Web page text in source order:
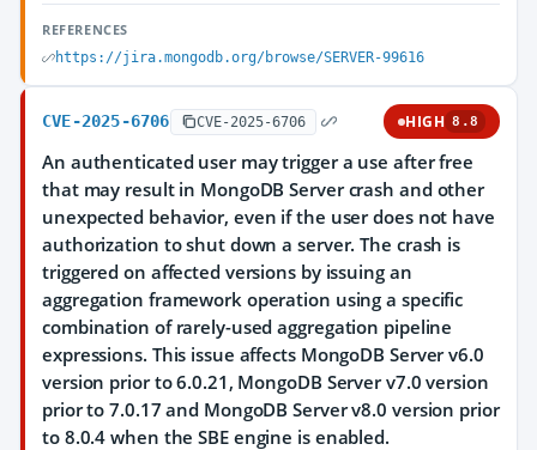
REFERENCES
https://jira.mongodb.org/browse/SERVER-99616
CVE-2025-6706 CVE-2025-6706 HIGH 8.8
An authenticated user may trigger a use after free
that may result in MongoDB Server crash and other
unexpected behavior, even if the user does not have
authorization to shut down a server. The crash is
triggered on affected versions by issuing an
aggregation framework operation using a specific
combination of rarely-used aggregation pipeline
expressions. This issue affects MongoDB Server v6.0
version prior to 6.0.21, MongoDB Server v7.0 version
prior to 7.0.17 and MongoDB Server v8.0 version prior
to 8.0.4 when the SBE engine is enabled.